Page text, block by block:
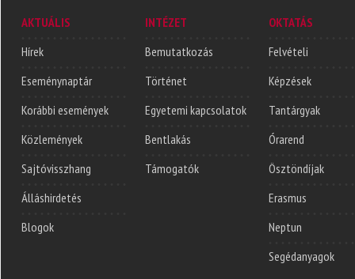
AKTUÁLIS
Hírek
Eseménynaptár
Korábbi események
Közlemények
Sajtóvisszhang
Álláshirdetés
Blogok
INTÉZET
Bemutatkozás
Történet
Egyetemi kapcsolatok
Bentlakás
Támogatók
OKTATÁS
Felvételi
Képzések
Tantárgyak
Órarend
Ösztöndíjak
Erasmus
Neptun
Segédanyagok